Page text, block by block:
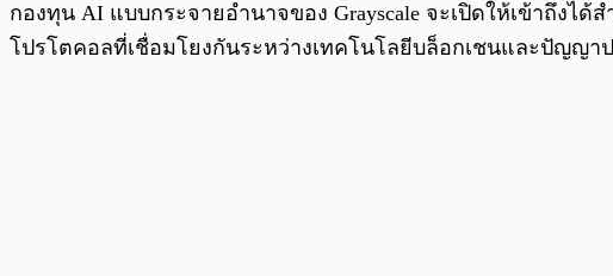
กองทุน AI แบบกระจายอำนาจของ Grayscale จะเปิดให้เข้าถึงไ
โปรโตคอลที่เชื่อมโยงกันระหว่างเทคโนโลยีบล็อกเชนและปัญญา